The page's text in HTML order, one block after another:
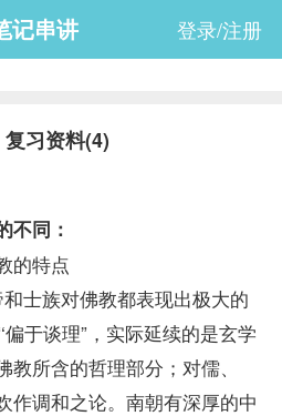
记串讲 登录/注册
习资料(4)
同：
的特点
士族对佛教都表现出极大的
于谈理”，实际延续的是玄学
所含的哲理部分；对儒、
作调和之论。南朝有深厚的中